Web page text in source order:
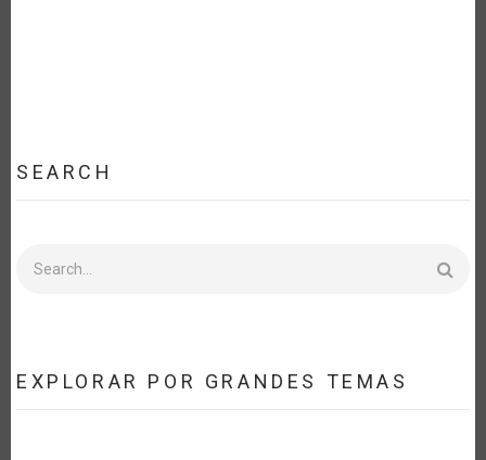
SEARCH
EXPLORAR POR GRANDES TEMAS